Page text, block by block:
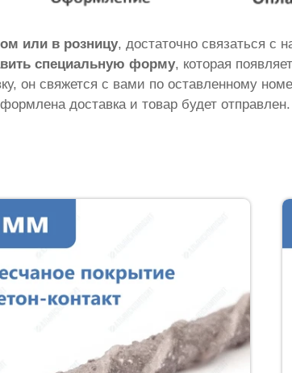
или в розницу, достаточно связаться с
специальную форму, которая
он свяжется с вами по оставленному
доставка и товар будет отправлен.